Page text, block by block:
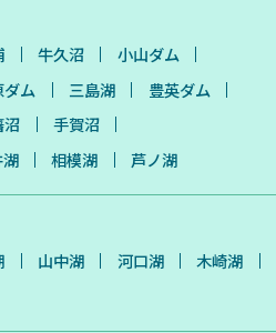
牛久沼
小山ダム
ム 三島湖
豊英ダム
沼
手賀沼
相模湖 芦ノ湖
山中湖 河口湖
木崎湖